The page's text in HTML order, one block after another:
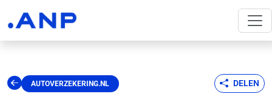
AUTOVERZEKERING.NL DELEN